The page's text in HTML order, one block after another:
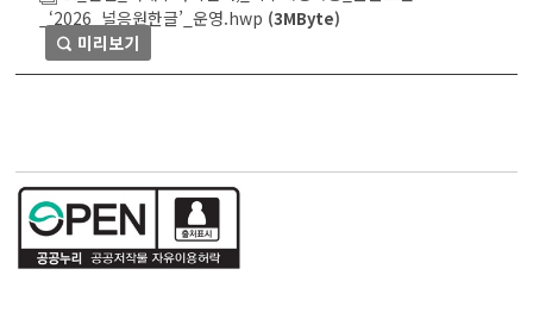
_‘2026_널응원한글’_운영.hwp (3MByte)
미리보기